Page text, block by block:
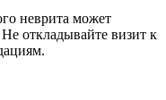
неврита может
откладывайте визит к